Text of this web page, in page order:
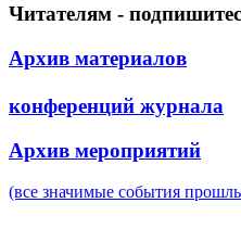
Читателям -
Архив материалов
конференций журнала
Архив мероприятий
(все значимые события